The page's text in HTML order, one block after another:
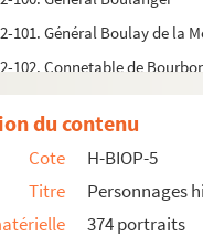
101. Général Boulay de la
102. Connetable de
103. Zélie Bouriou
104. Félix de Bournonville
2-105. Comte Brandenburgh
2-106. Général Brayer
107. Général Bréart
du contenu
Cote
H-BIOP-5
Titre
Personnages
374 portraits